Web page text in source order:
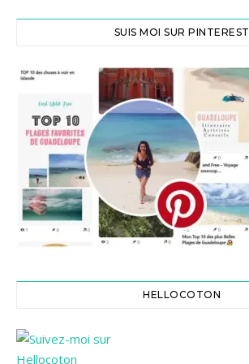
SUIS MOI SUR PINTEREST
HELLOCOTON